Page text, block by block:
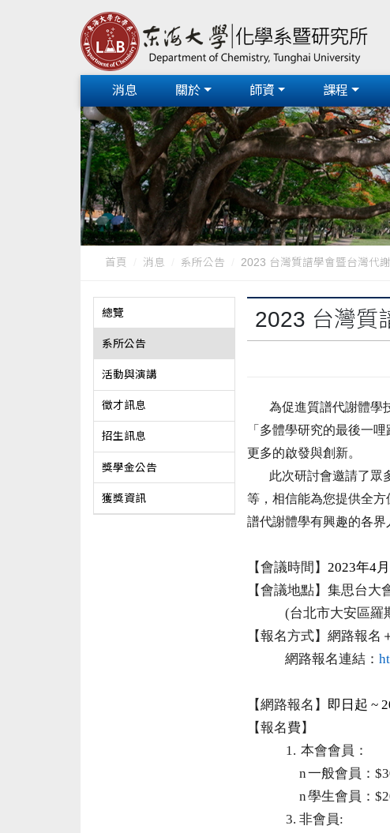
消息 關於 師資 課程
首頁 消息 系所公告 2023 台灣質譜學會暨台灣代
總覽
系所公告
活動與演講
徵才訊息
招生訊息
獎學金公告
獲獎資訊
2023 台灣質
為促進質譜代謝體學
「多體學研究的最後一哩
更多的啟發與創新。
此次研討會邀請了眾
等，相信能為您提供全
譜代謝體學有興趣的各界
【會議時間】 2023年4月
【會議地點】集思台
(台北市大安區羅
【報名方式】網路報名
網路報名連結：
【網路報名】 即日起 ~
【報名費】
1. 本會會員：
n一般會員：
n學生會員：
3. 非會員: